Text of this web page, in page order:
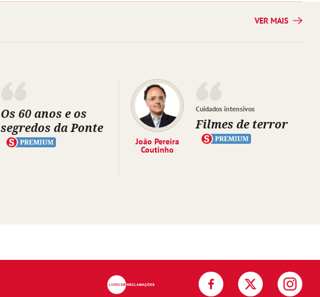
VER MAIS
Os 60 anos e os
segredos da Ponte
João Pereira
Coutinho
Cuidados intensivos
Filmes de terror